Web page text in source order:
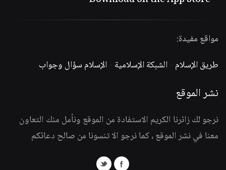
مواقع مفيدة:
طريق الإسلام -الشبكة الإسلامية -الإسلام سؤال وجواب
نشر الموقع
نرجو لك زائرنا الكريم الاستفادة من الموقع ونأمل منك التعاون
معنا في نشر الموقع ، كما نرجو الا تنسونا من صالح دعائكم